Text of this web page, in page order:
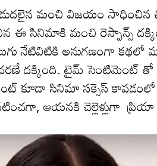
మంచి విజ‌యం
ఈ సినిమాకి మంచి రెస్పాన్స్
నేటివిటికి అనుగ‌ణంగా కథలో
ద‌క్కింది. టైమ్ సెంటిమెంట్ తో
కూడా సినిమా స‌క్సెస్
ఆయ‌న‌కి చెల్లెళ్లుగా ప్రియా